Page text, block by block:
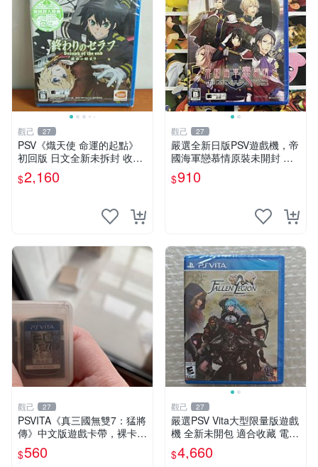
觀己 27
PSV《熾天使 命運的起點》
初回版 日文全新未拆封 收藏
推薦 系列補完 PSV《熾天使
命運的起點》初回日文盒齊
$2,160
觀己 27
嚴選全新日版PSV遊戲機，帝
國海軍戀慕情原裝未開封 電
玩 主題 測試
$910
觀己 27
PSVITA《真三國無雙7：猛將
傳》中文版遊戲卡帶，裸卡未
包裝，成色佳，功能良好，專
機兼容，即發，嚴選，適合收
$560
觀己 27
嚴選PSV Vita大型限量版遊戲
機 全新未開包 適合收藏 電玩
Vita 遊戲機 氣質機具 未拆封
娛樂機具
$4,660